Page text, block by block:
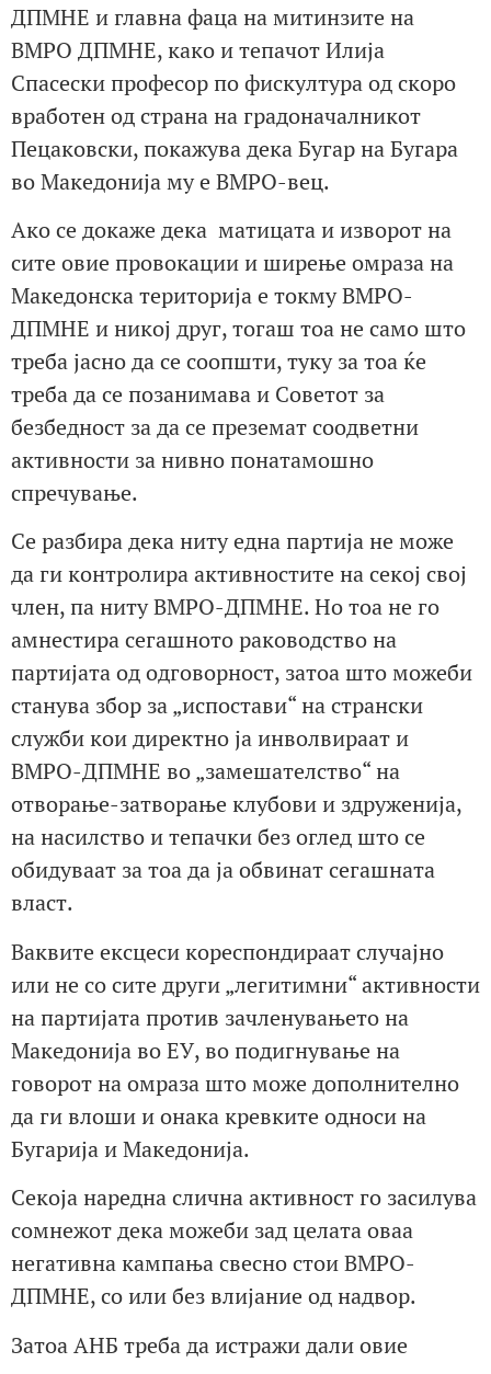
ДПМНЕ и главна фаца на митинзите на
ВМРО ДПМНЕ, како и тепачот Илија
Спасески професор по фискултура од скоро
вработен од страна на градоначалникот
Пецаковски, покажува дека Бугар на Бугара
во Македонија му е ВМРО-вец.
Ако се докаже дека матицата и изворот на
сите овие провокации и ширење омраза на
Македонска територија е токму ВМРО-
ДПМНЕ и никој друг, тогаш тоа не само што
треба јасно да се соопшти, туку за тоа ќе
треба да се позанимава и Советот за
безбедност за да се преземат соодветни
активности за нивно понатамошно
спречување.
Се разбира дека ниту една партија не може
да ги контролира активностите на секој свој
член, па ниту ВМРО-ДПМНЕ. Но тоа не го
амнестира сегашното раководство на
партијата од одговорност, затоа што можеби
станува збор за „испостави“ на странски
служби кои директно ја инволвираат и
ВМРО-ДПМНЕ во „замешателство“ на
отворање-затворање клубови и здруженија,
на насилство и тепачки без оглед што се
обидуваат за тоа да ја обвинат сегашната
власт.
Ваквите ексцеси кореспондираат случајно
или не со сите други „легитимни“ активности
на партијата против зачленувањето на
Македонија во ЕУ, во подигнување на
говорот на омраза што може дополнително
да ги влоши и онака кревките односи на
Бугарија и Македонија.
Секоја наредна слична активност го засилува
сомнежот дека можеби зад целата оваа
негативна кампања свесно стои ВМРО-
ДПМНЕ, со или без влијание од надвор.
Затоа АНБ треба да истражи дали овие